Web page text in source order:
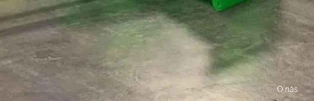
O nás